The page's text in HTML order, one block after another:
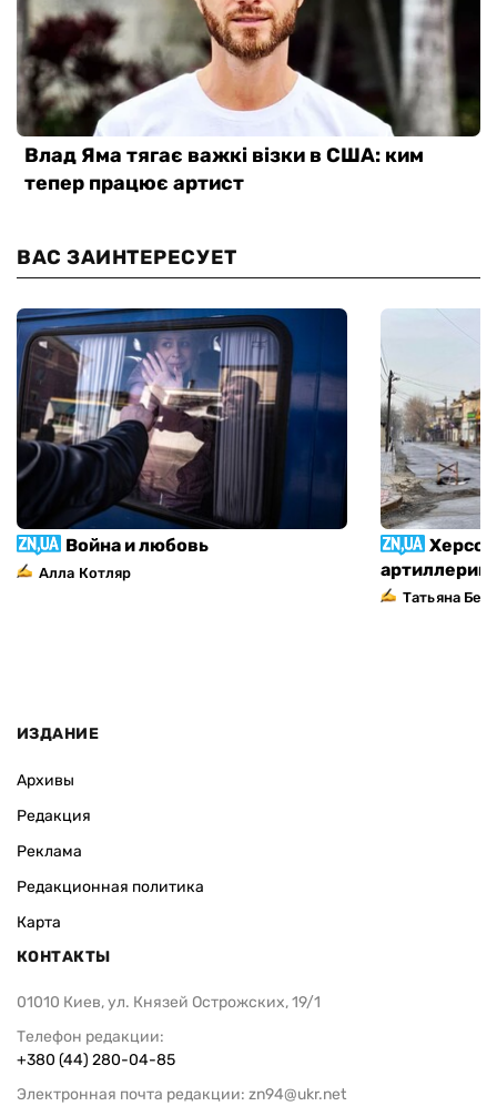
ВАС ЗАИНТЕРЕСУЕТ
Война и любовь
Алла Котляр
Татьяна
ИЗДАНИЕ
Архивы
Редакция
Реклама
Редакционная политика
Карта
КОНТАКТЫ
01010 Киев, ул. Князей Острожских, 19/1
Телефон редакции:
+380 (44) 280-04-85
Электронная почта редакции: zn94@ukr.net